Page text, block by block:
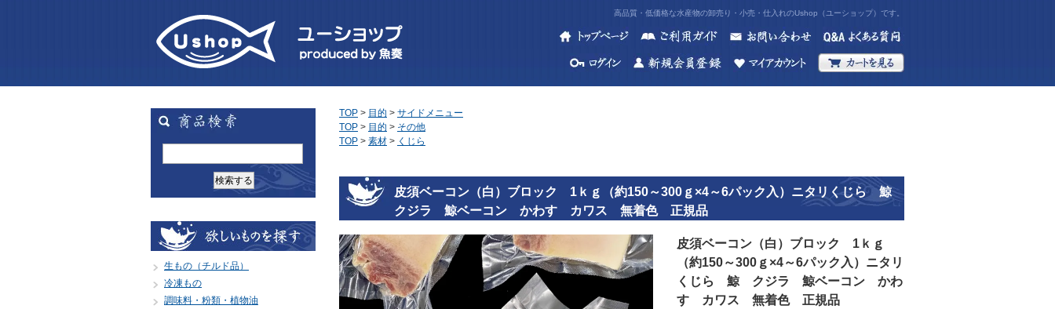
高品質・低価格な水産物の卸売り・小売・仕入れのUshop（ユーショップ）です。
生もの（チルド品）
冷凍もの
調味料・粉類・植物油
TOP > 目的 > サイドメニュー
TOP > 目的 > その他
TOP > 素材 > くじら
皮須ベーコン（白）ブロック 1ｋｇ（約150～300ｇ×4～6パック入）ニタリくじら 鯨
クジラ 鯨ベーコン かわす カワス 無着色 正規品
皮須ベーコン（白）ブロック 1ｋｇ
（約150～300ｇ×4～6パック入）ニタリ
くじら 鯨 クジラ 鯨ベーコン かわ
す カワス 無着色 正規品